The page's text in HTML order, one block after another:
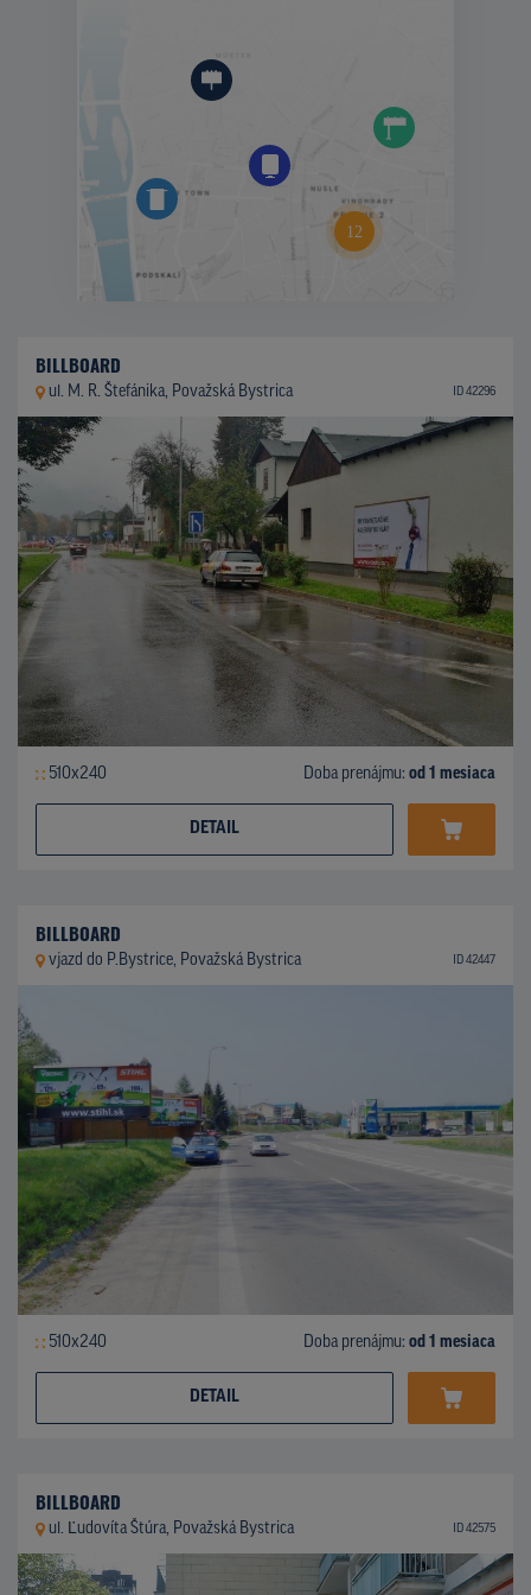
BILLBOARD
ul. M. R. Štefánika, Považská Bystrica ID 42296
510x240 Doba prenájmu: od 1 mesiaca
DETAIL
BILLBOARD
vjazd do P.Bystrice, Považská Bystrica ID 42447
510x240 Doba prenájmu: od 1 mesiaca
DETAIL
BILLBOARD
ul. Ľudovíta Štúra, Považská Bystrica ID 42575